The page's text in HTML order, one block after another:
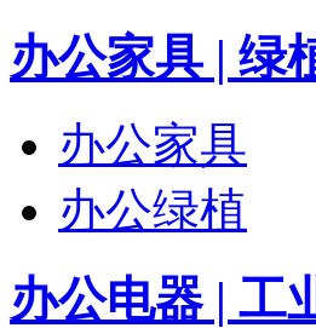
办公家具 | 绿
办公家具
办公绿植
办公电器 | 工